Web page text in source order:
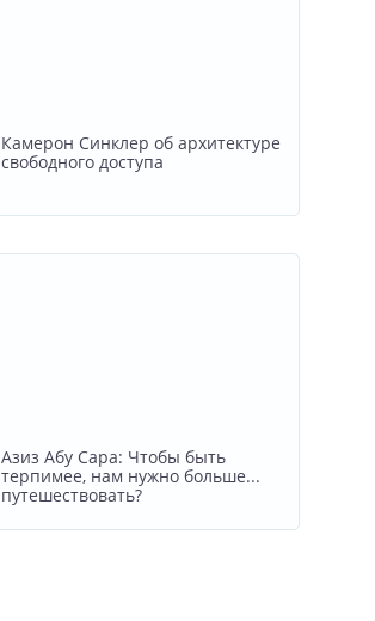
Камерон Синклер об архитектуре
свободного доступа
Азиз Абу Сара: Чтобы быть
терпимее, нам нужно больше...
путешествовать?